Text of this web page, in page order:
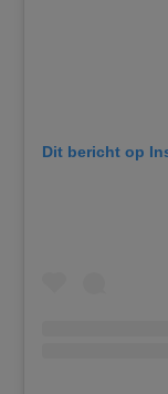
Dit bericht op